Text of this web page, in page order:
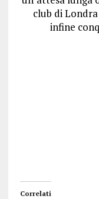
club di
infine
Correlati